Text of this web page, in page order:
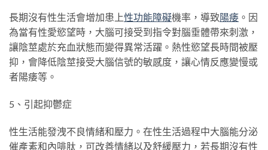
長期沒有性生活會增加患上性功能障礙機率，導致陽痿 。因
為當有性愛慾望時，大腦可接受到指令對腦垂體帶來刺激，
讓陰莖處於充血狀態而變得異常活躍。熱性慾望長時間被壓
抑，會降低陰莖接受大腦信號的敏感度，讓心情反應變慢或
者陽痿等。
5、引起抑鬱症
性生活能發洩不良情緒和壓力。在性生活過程中大腦能分泌
催產素和內啡肽，可改善情緒以及舒緩壓力，若長期沒有性